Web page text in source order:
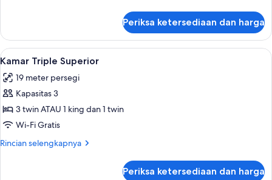
Kamar
Quadruple
Standar
Periksa ketersediaan dan harga
Lihat
semua
foto
untuk
Kamar
Triple
Superior
Kamar Triple Superior | Meja kerja,
6
Kamar Triple Superior
19 meter persegi
Kapasitas 3
3 twin ATAU 1 king dan 1 twin
Wi-Fi Gratis
Rincian selengkapnya
Rincian
Periksa ketersediaan dan harga